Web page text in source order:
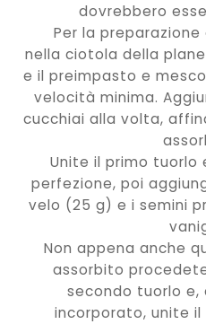
dovrebbero
Per la
nella ciotola della
e il preimpasto e
velocità minima.
cucchiai alla volta,
Unite il primo tuorlo
perfezione, poi
velo (25 g) e i semini
Non appena anche
assorbito
secondo tuorlo e,
incorporato, unite